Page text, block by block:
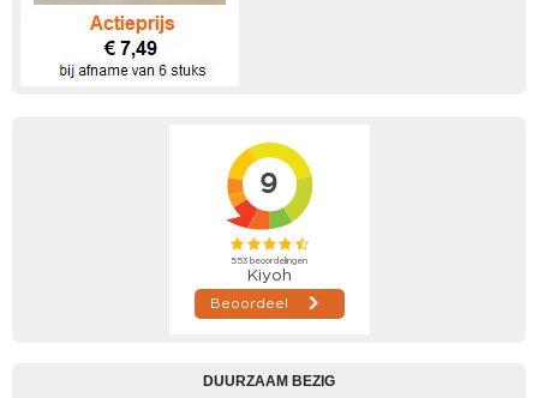
DUURZAAM BEZIG